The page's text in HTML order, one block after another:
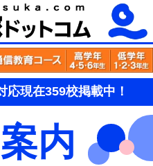
現在359校掲載中！
案内